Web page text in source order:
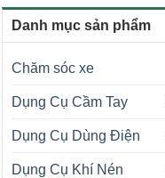
Danh mục sản phẩm
Chăm sóc xe
Dụng Cụ Cầm Tay
Dụng Cụ Dùng Điện
Dụng Cụ Khí Nén